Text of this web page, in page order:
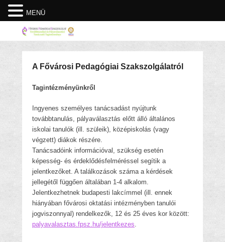
A Fővárosi Pedagógiai Szakszolgálatról
Tagintézményünkről
Ingyenes személyes tanácsadást nyújtunk
továbbtanulás, pályaválasztás előtt álló általános
iskolai tanulók (ill. szüleik), középiskolás (vagy
végzett) diákok részére.
Tanácsadóink információval, szükség esetén
képesség- és érdeklődésfelméréssel segítik a
jelentkezőket. A találkozások száma a kérdések
jellegétől függően általában 1-4 alkalom.
Jelentkezhetnek budapesti lakcímmel (ill. ennek
hiányában fővárosi oktatási intézményben tanulói
jogviszonnyal) rendelkezők, 12 és 25 éves kor között:
palyavalasztas.fpsz.hu/jelentkezes.
MENÜ